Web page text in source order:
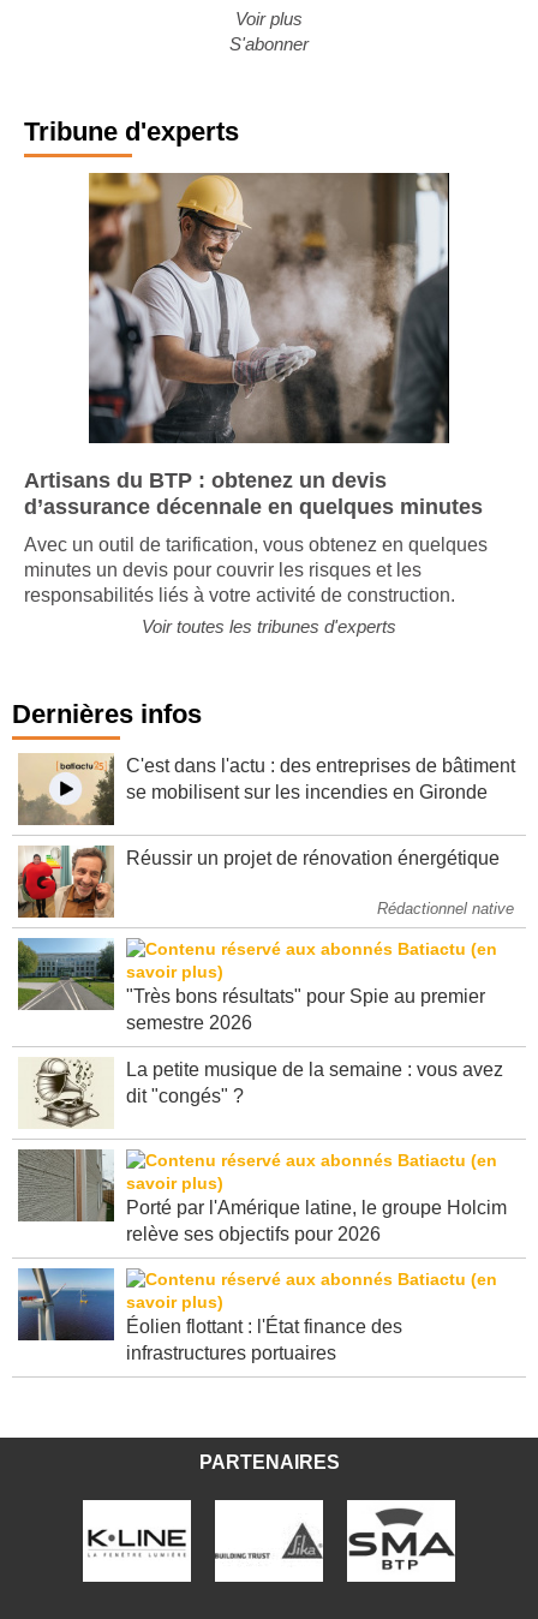
Voir plus
S'abonner
Tribune d'experts
Artisans du BTP : obtenez un devis
d’assurance décennale en quelques minutes
Avec un outil de tarification, vous obtenez en quelques
minutes un devis pour couvrir les risques et les
responsabilités liés à votre activité de construction.
Voir toutes les tribunes d'experts
Dernières infos
C'est dans l'actu : des entreprises de bâtiment
se mobilisent sur les incendies en Gironde
Réussir un projet de rénovation énergétique
Rédactionnel native
"Très bons résultats" pour Spie au premier
semestre 2026
La petite musique de la semaine : vous avez
dit "congés" ?
Porté par l'Amérique latine, le groupe Holcim
relève ses objectifs pour 2026
Éolien flottant : l'État finance des
infrastructures portuaires
PARTENAIRES